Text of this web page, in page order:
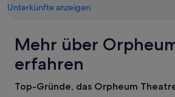
Unterkünfte anzeigen
Mehr über
erfahren
Top-Gründe, das Orpheum